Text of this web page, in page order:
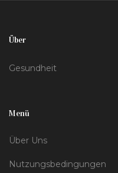
Über
Gesundheit
Menü
Über Uns
Nutzungsbedingungen